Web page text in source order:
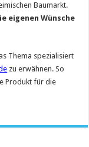
Baumarkt.
eigenen Wünsche
Thema spezialisiert
zu erwähnen. So
Produkt für die